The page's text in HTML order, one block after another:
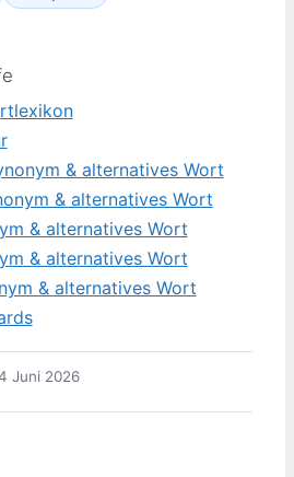
& alternatives Wort
& alternatives Wort
& alternatives Wort
& alternatives Wort
& alternatives Wort
Juni 2026